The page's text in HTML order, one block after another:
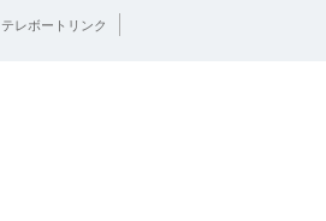
テレボートリンク